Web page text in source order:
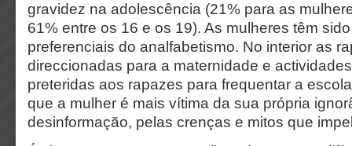
gravidez na adolescência (21% para as
61% entre os 16 e os 19). As mulheres têm
preferenciais do analfabetismo. No interior as
direccionadas para a maternidade e
preteridas aos rapazes para frequentar a
que a mulher é mais vítima da sua própria
desinformação, pelas crenças e mitos que